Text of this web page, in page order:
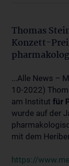
Thomas
Konzett-
...Alle News –
10-2022)
am Institut für
wurde auf der
mit dem
https://